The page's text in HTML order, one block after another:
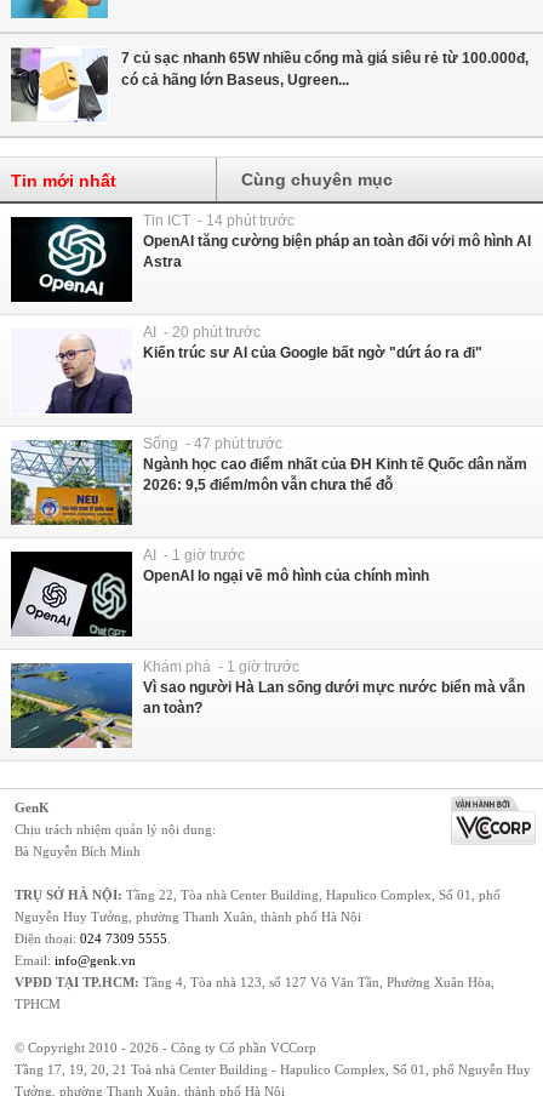
7 củ sạc nhanh 65W nhiều cổng mà giá siêu rẻ từ 100.000đ,
có cả hãng lớn Baseus, Ugreen...
Tin mới nhất Cùng chuyên mục
Tin ICT - 14 phút trước
OpenAI tăng cường biện pháp an toàn đối với mô hình AI
Astra
AI - 20 phút trước
Kiến trúc sư AI của Google bất ngờ "dứt áo ra đi"
Sống - 47 phút trước
Ngành học cao điểm nhất của ĐH Kinh tế Quốc dân năm
2026: 9,5 điểm/môn vẫn chưa thể đỗ
AI - 1 giờ trước
OpenAI lo ngại về mô hình của chính mình
Khám phá - 1 giờ trước
Vì sao người Hà Lan sống dưới mực nước biển mà vẫn
an toàn?
GenK
Chịu trách nhiệm quản lý nội dung:
Bà Nguyễn Bích Minh
TRỤ SỞ HÀ NỘI: Tầng 22, Tòa nhà Center Building, Hapulico Complex, Số 01, phố
Nguyễn Huy Tưởng, phường Thanh Xuân, thành phố Hà Nội
Điện thoại: 024 7309 5555
Email: info@genk.vn
VPĐD TẠI TP.HCM: Tầng 4, Tòa nhà 123, số 127 Võ Văn Tần, Phường Xuân Hòa,
TPHCM
© Copyright 2010 - 2026 - Công ty Cổ phần VCCorp
Tầng 17, 19, 20, 21 Toà nhà Center Building - Hapulico Complex, Số 01, phố Nguyễn Huy
Tưởng, phường Thanh Xuân, thành phố Hà Nội